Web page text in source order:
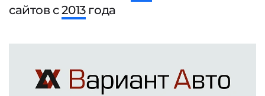
сайтов с2013года